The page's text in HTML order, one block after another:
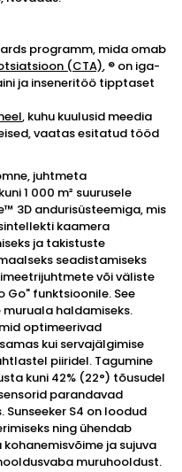
programm, mida omab
(CTA), ® on iga-
ja inseneritöö tipptaset
, kuhu kuulusid meedia
vaatas esitatud tööd
juhtmeta
1 000 m² suurusele
3D andurisüsteemiga, mis
kaamera
ja takistuste
seadistamiseks
või väliste
Go" funktsioonile. See
haldamiseks.
optimeerivad
kui servajälgimise
piiridel. Tagumine
kuni 42% (22°) tõusudel
parandavad
S4 on loodud
ning ühendab
ja sujuva
muruhooldust.